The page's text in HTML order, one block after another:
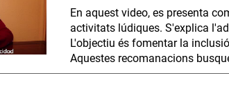
En aquest video, es presenta
activitats lúdiques. S'explica
L'objectiu és fomentar la
Aquestes recomanacions